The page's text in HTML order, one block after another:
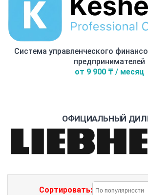
Система управленческого
предпринимателей
от 9 900 ₸ / месяц
ОФИЦИАЛЬНЫЙ
Сортировать: